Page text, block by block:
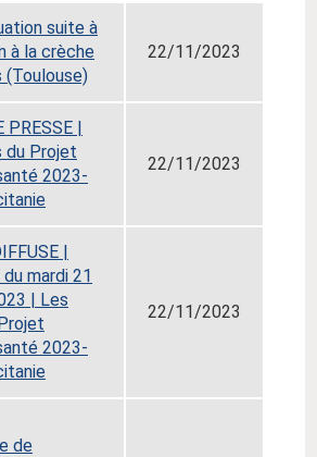
suite à
à la crèche
(Toulouse)
22/11/2023
PRESSE |
du Projet
2023-
22/11/2023
|
mardi 21
| Les
2023-
22/11/2023
de